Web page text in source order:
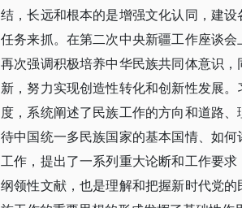
结，长远和根本的是增强文化认同，建
任务来抓。在第二次中央新疆工作座谈
再次强调积极培养中华民族共同体意识
新，努力实现创造性转化和创新性发展
度，系统阐述了民族工作的方向和道路
待中国统一多民族国家的基本国情、如
工作，提出了一系列重大论断和工作要
纲领性文献，也是理解和把握新时代党